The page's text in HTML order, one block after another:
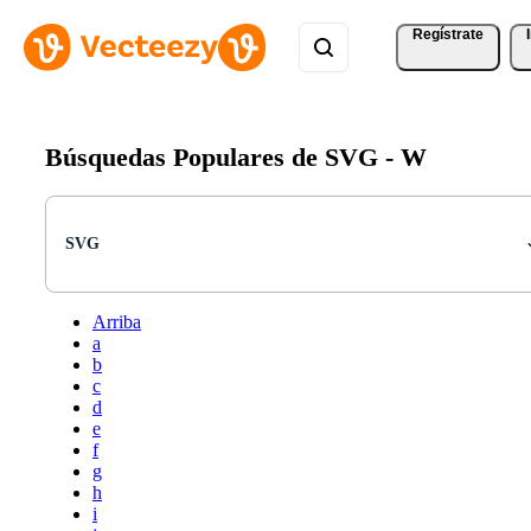
Regístrate
Búsquedas Populares de SVG - W
SVG
Arriba
a
b
c
d
e
f
g
h
i